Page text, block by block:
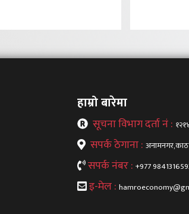
हाम्रो बारेमा
सूचना विभाग दर्ता नं :
सपर्क ठेगाना :
सपर्क नंबर : +977
इ-मेल :